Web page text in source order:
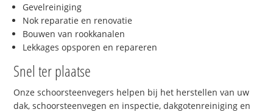
Gevelreiniging
Nok reparatie en renovatie
Bouwen van rookkanalen
Lekkages opsporen en repareren
Snel ter plaatse
Onze schoorsteenvegers helpen bij het herstellen van uw
dak, schoorsteenvegen en inspectie, dakgotenreiniging en